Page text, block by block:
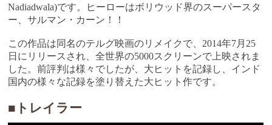
Nadiadwala)です。ヒーローはボリウッド界のスーパースタ
ー、サルマン・カーン！！
この作品は同名のテルグ映画のリメイクで、2014年7月25
日にリリースされ、全世界の5000スクリーンで上映されま
した。前評判は様々でしたが、大ヒットを記録し、インド
国内の様々な記録を塗り替えた大ヒット作です。
■トレイラー